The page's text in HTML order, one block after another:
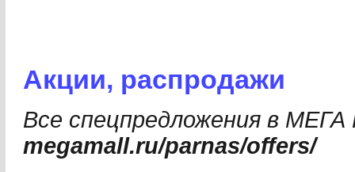
Акции, распродажи
Все спецпредложения в МЕГА
megamall.ru/parnas/offers/